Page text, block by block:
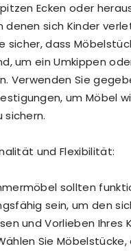
Ecken oder
denen sich Kinder
sicher, dass
um ein Umkippen
Verwenden Sie
um Möbel
sichern.
und Flexibilität:
sollten
sein, um den
und Vorlieben Ihres
Sie